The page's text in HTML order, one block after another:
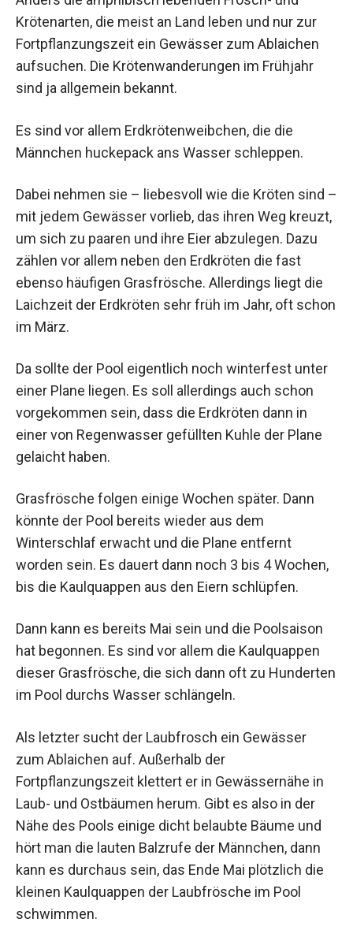
Krötenarten, die meist an Land leben und nur zur
Fortpflanzungszeit ein Gewässer zum Ablaichen
aufsuchen. Die Krötenwanderungen im Frühjahr
sind ja allgemein bekannt.
Es sind vor allem Erdkrötenweibchen, die die
Männchen huckepack ans Wasser schleppen.
Dabei nehmen sie – liebesvoll wie die Kröten sind –
mit jedem Gewässer vorlieb, das ihren Weg kreuzt,
um sich zu paaren und ihre Eier abzulegen. Dazu
zählen vor allem neben den Erdkröten die fast
ebenso häufigen Grasfrösche. Allerdings liegt die
Laichzeit der Erdkröten sehr früh im Jahr, oft schon
im März.
Da sollte der Pool eigentlich noch winterfest unter
einer Plane liegen. Es soll allerdings auch schon
vorgekommen sein, dass die Erdkröten dann in
einer von Regenwasser gefüllten Kuhle der Plane
gelaicht haben.
Grasfrösche folgen einige Wochen später. Dann
könnte der Pool bereits wieder aus dem
Winterschlaf erwacht und die Plane entfernt
worden sein. Es dauert dann noch 3 bis 4 Wochen,
bis die Kaulquappen aus den Eiern schlüpfen.
Dann kann es bereits Mai sein und die Poolsaison
hat begonnen. Es sind vor allem die Kaulquappen
dieser Grasfrösche, die sich dann oft zu Hunderten
im Pool durchs Wasser schlängeln.
Als letzter sucht der Laubfrosch ein Gewässer
zum Ablaichen auf. Außerhalb der
Fortpflanzungszeit klettert er in Gewässernähe in
Laub- und Ostbäumen herum. Gibt es also in der
Nähe des Pools einige dicht belaubte Bäume und
hört man die lauten Balzrufe der Männchen, dann
kann es durchaus sein, das Ende Mai plötzlich die
kleinen Kaulquappen der Laubfrösche im Pool
schwimmen.